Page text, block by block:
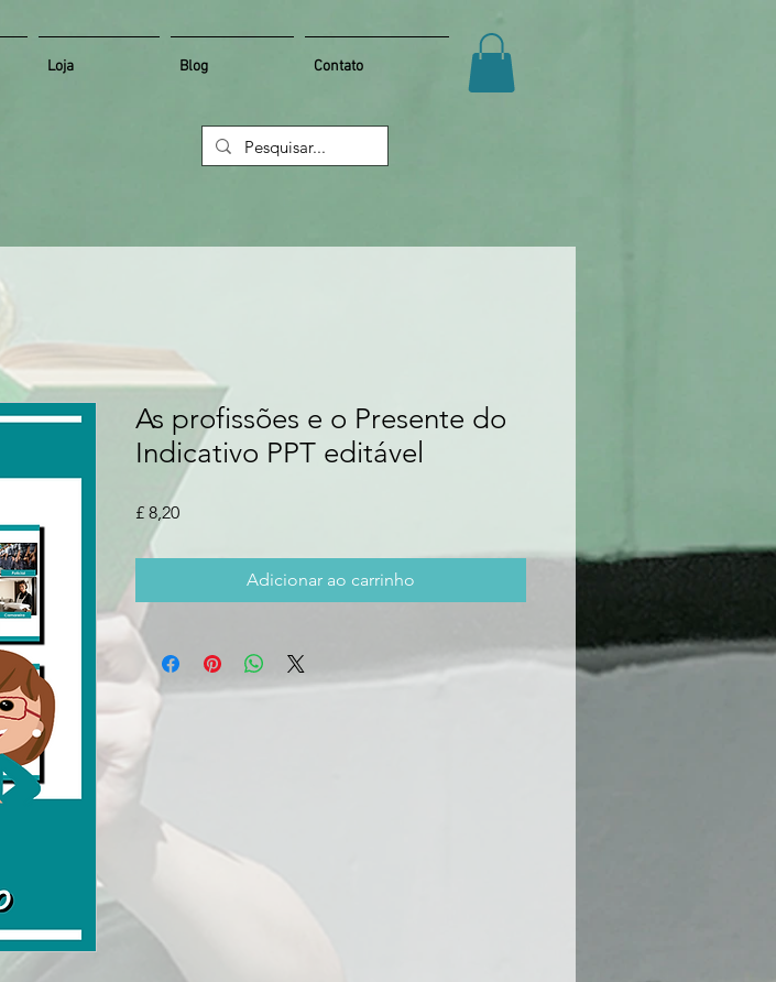
Loja Blog Contato
As profissões e o Presente do
Indicativo PPT editável
£ 8,20Preço
Adicionar ao carrinho